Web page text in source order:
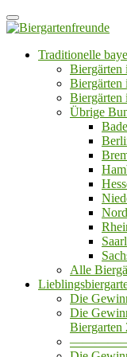
Traditionelle
Biergärten
Biergärten
Biergärten
Übrige
Alle
Die
Die
Biergarten